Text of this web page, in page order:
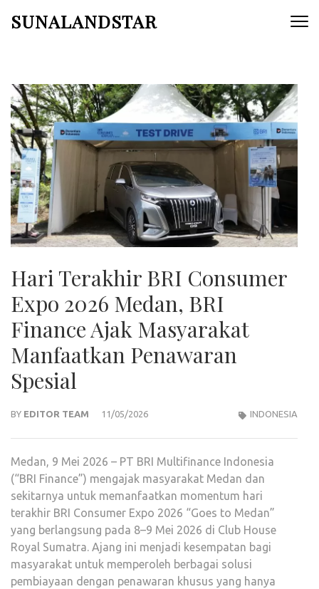
SUNALANDSTAR
Hari Terakhir BRI Consumer
Expo 2026 Medan, BRI
Finance Ajak Masyarakat
Manfaatkan Penawaran
Spesial
BY EDITOR TEAM 11/05/2026 INDONESIA
Medan, 9 Mei 2026 – PT BRI Multifinance Indonesia
(“BRI Finance”) mengajak masyarakat Medan dan
sekitarnya untuk memanfaatkan momentum hari
terakhir BRI Consumer Expo 2026 “Goes to Medan”
yang berlangsung pada 8–9 Mei 2026 di Club House
Royal Sumatra. Ajang ini menjadi kesempatan bagi
masyarakat untuk memperoleh berbagai solusi
pembiayaan dengan penawaran khusus yang hanya